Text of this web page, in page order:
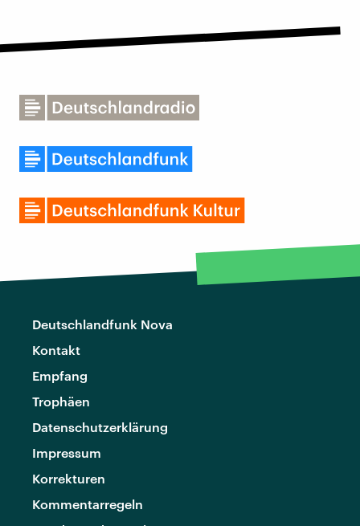
Deutschlandfunk Nova
Kontakt
Empfang
Trophäen
Datenschutzerklärung
Impressum
Korrekturen
Kommentarregeln